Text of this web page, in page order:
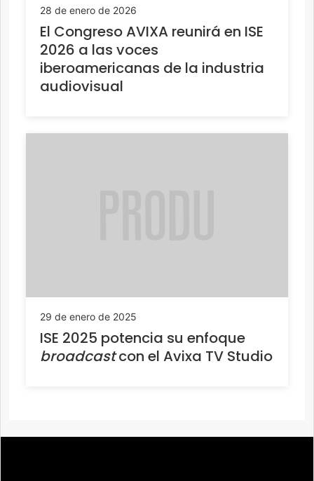
28 de enero de 2026
El Congreso AVIXA reunirá en ISE
2026 a las voces
iberoamericanas de la industria
audiovisual
29 de enero de 2025
ISE 2025 potencia su enfoque
broadcastcon el Avixa TV Studio